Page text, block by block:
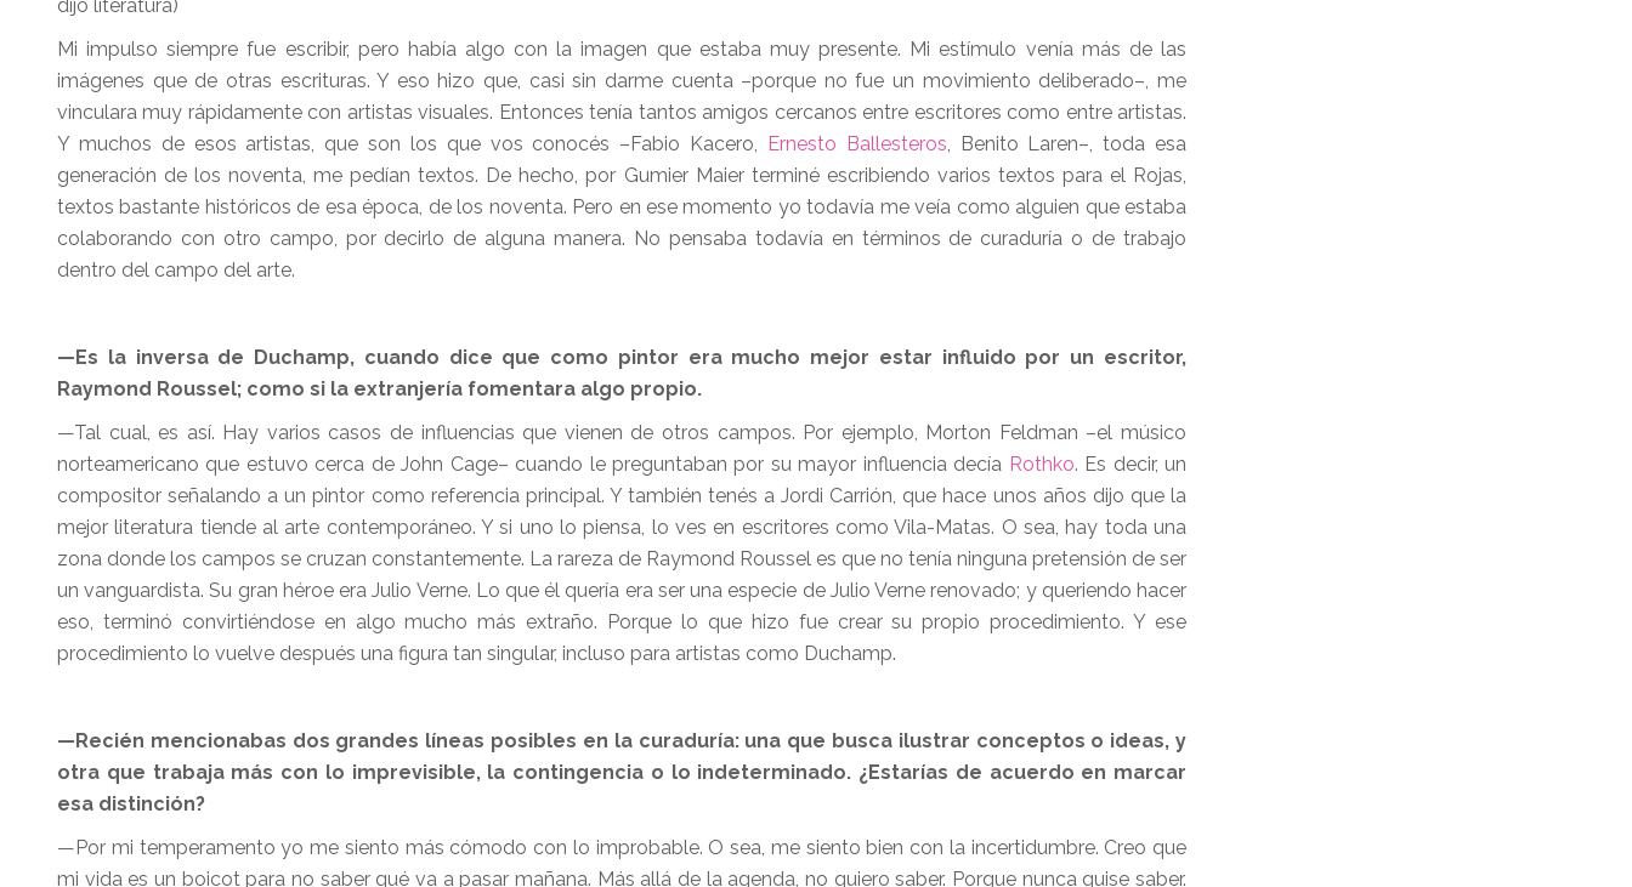
dijo literatura)
Mi impulso siempre fue escribir, pero había algo con la imagen que estaba muy presente. Mi estímulo venía más de las
imágenes que de otras escrituras. Y eso hizo que, casi sin darme cuenta –porque no fue un movimiento deliberado–, me
vinculara muy rápidamente con artistas visuales. Entonces tenía tantos amigos cercanos entre escritores como entre artistas.
Y muchos de esos artistas, que son los que vos conocés –Fabio Kacero, Ernesto Ballesteros, Benito Laren–, toda esa
generación de los noventa, me pedían textos. De hecho, por Gumier Maier terminé escribiendo varios textos para el Rojas,
textos bastante históricos de esa época, de los noventa. Pero en ese momento yo todavía me veía como alguien que estaba
colaborando con otro campo, por decirlo de alguna manera. No pensaba todavía en términos de curaduría o de trabajo
dentro del campo del arte.
—Es la inversa de Duchamp, cuando dice que como pintor era mucho mejor estar influido por un escritor,
Raymond Roussel; como si la extranjería fomentara algo propio.
—Tal cual, es así. Hay varios casos de influencias que vienen de otros campos. Por ejemplo, Morton Feldman –el músico
norteamericano que estuvo cerca de John Cage– cuando le preguntaban por su mayor influencia decía Rothko. Es decir, un
compositor señalando a un pintor como referencia principal. Y también tenés a Jordi Carrión, que hace unos años dijo que la
mejor literatura tiende al arte contemporáneo. Y si uno lo piensa, lo ves en escritores como Vila-Matas. O sea, hay toda una
zona donde los campos se cruzan constantemente. La rareza de Raymond Roussel es que no tenía ninguna pretensión de ser
un vanguardista. Su gran héroe era Julio Verne. Lo que él quería era ser una especie de Julio Verne renovado; y queriendo hacer
eso, terminó convirtiéndose en algo mucho más extraño. Porque lo que hizo fue crear su propio procedimiento. Y ese
procedimiento lo vuelve después una figura tan singular, incluso para artistas como Duchamp.
—Recién mencionabas dos grandes líneas posibles en la curaduría: una que busca ilustrar conceptos o ideas, y
otra que trabaja más con lo imprevisible, la contingencia o lo indeterminado. ¿Estarías de acuerdo en marcar
esa distinción?
—Por mi temperamento yo me siento más cómodo con lo improbable. O sea, me siento bien con la incertidumbre. Creo que
mi vida es un boicot para no saber qué va a pasar mañana. Más allá de la agenda, no quiero saber. Porque nunca quise saber.